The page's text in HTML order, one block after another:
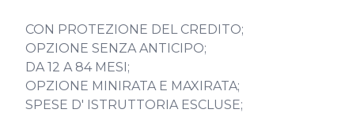
CON PROTEZIONE DEL CREDITO;
OPZIONE SENZA ANTICIPO;
DA 12 A 84 MESI;
OPZIONE MINIRATA E MAXIRATA;
SPESE D' ISTRUTTORIA ESCLUSE;